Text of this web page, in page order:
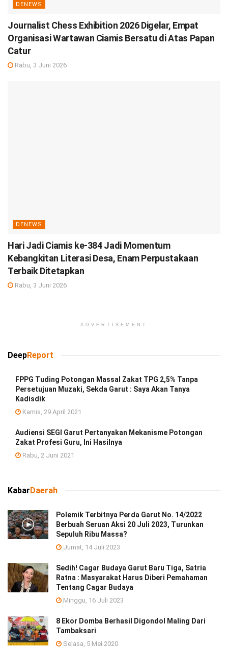
DENEWS
Journalist Chess Exhibition 2026 Digelar, Empat
Organisasi Wartawan Ciamis Bersatu di Atas Papan
Catur
Rabu, 3 Juni 2026
DENEWS
Hari Jadi Ciamis ke-384 Jadi Momentum
Kebangkitan Literasi Desa, Enam Perpustakaan
Terbaik Ditetapkan
Rabu, 3 Juni 2026
ADVERTISEMENT
DeepReport
FPPG Tuding Potongan Massal Zakat TPG 2,5% Tanpa
Persetujuan Muzaki, Sekda Garut : Saya Akan Tanya
Kadisdik
Kamis, 29 April 2021
Audiensi SEGI Garut Pertanyakan Mekanisme Potongan
Zakat Profesi Guru, Ini Hasilnya
Rabu, 2 Juni 2021
KabarDaerah
Polemik Terbitnya Perda Garut No. 14/2022
Berbuah Seruan Aksi 20 Juli 2023, Turunkan
Sepuluh Ribu Massa?
Jumat, 14 Juli 2023
Sedih! Cagar Budaya Garut Baru Tiga, Satria
Ratna : Masyarakat Harus Diberi Pemahaman
Tentang Cagar Budaya
Minggu, 16 Juli 2023
8 Ekor Domba Berhasil Digondol Maling Dari
Tambaksari
Selasa, 5 Mei 2020